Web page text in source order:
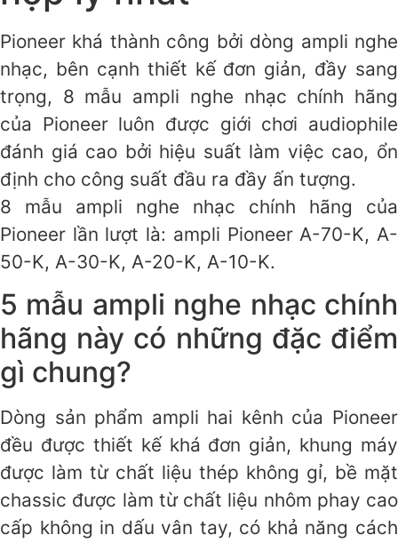
Pioneer khá thành công bởi dòng ampli nghe
nhạc, bên cạnh thiết kế đơn giản, đầy sang
trọng, 8 mẫu ampli nghe nhạc chính hãng
của Pioneer luôn được giới chơi audiophile
đánh giá cao bởi hiệu suất làm việc cao, ổn
định cho công suất đầu ra đầy ấn tượng.
8 mẫu ampli nghe nhạc chính hãng của
Pioneer lần lượt là: ampli Pioneer A-70-K, A-
50-K, A-30-K, A-20-K, A-10-K.
5 mẫu ampli nghe nhạc chính
hãng này có những đặc điểm
gì chung?
Dòng sản phẩm ampli hai kênh của Pioneer
đều được thiết kế khá đơn giản, khung máy
được làm từ chất liệu thép không gỉ, bề mặt
chassic được làm từ chất liệu nhôm phay cao
cấp không in dấu vân tay, có khả năng cách